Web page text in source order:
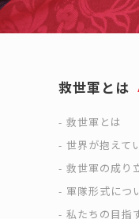
救世軍とは
救世軍とは
世界が抱えて
救世軍の成り
軍隊形式につ
私たちの目指